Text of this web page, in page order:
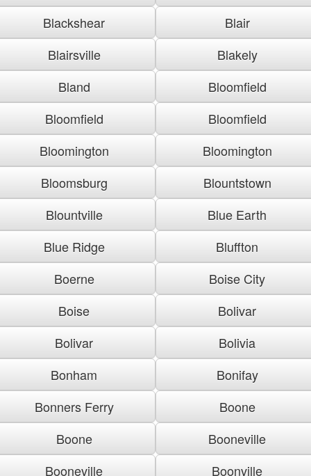
Blackshear
Blair
Blairsville
Blakely
Bland
Bloomfield
Bloomfield
Bloomfield
Bloomington
Bloomington
Bloomsburg
Blountstown
Blountville
Blue Earth
Blue Ridge
Bluffton
Boerne
Boise City
Boise
Bolivar
Bolivar
Bolivia
Bonham
Bonifay
Bonners Ferry
Boone
Boone
Booneville
Booneville
Boonville